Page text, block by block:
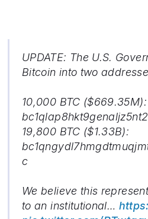
UPDATE: The U.S.
Bitcoin into two
10,000 BTC ($669.35M):
19,800 BTC ($1.33B):
c
We believe this
to an institutional…